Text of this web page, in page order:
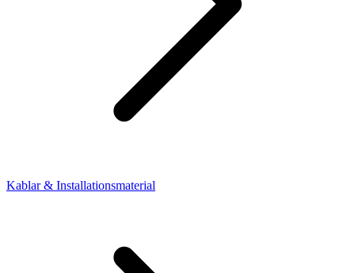
Kablar & Installationsmaterial